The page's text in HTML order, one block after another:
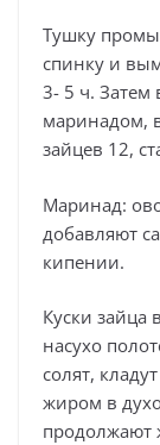
Тушку
спинку и
3- 5 ч. Затем
маринадом,
зайцев 12,
Маринад:
добавляют
кипении.
Куски
насухо
солят,
жиром в
продолжают